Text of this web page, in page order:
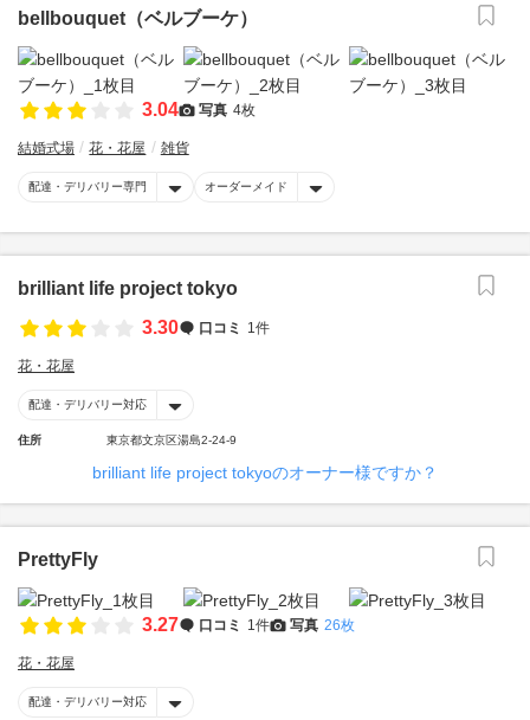
bellbouquet（ベルブーケ）
3.04 写真 4枚
結婚式場 花・花屋 雑貨
配達・デリバリー専門 オーダーメイド
brilliant life project tokyo
3.30
口コミ 1件
花・花屋
配達・デリバリー対応
住所 東京都文京区湯島2-24-9
brilliant life project tokyoのオーナー様ですか？
PrettyFly
3.27 口コミ 1件 写真 26枚
花・花屋
配達・デリバリー対応